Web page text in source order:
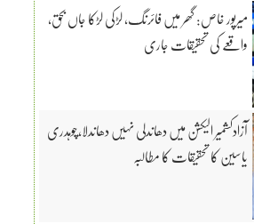
میرپور خاص: گھر میں فائرنگ، لڑکی لڑکا جاں بحق،
واقعے کی تحقیقات جاری
آزادکشمیر الیکشن میں دھاندلی نہیں دھاندلا،چوہدری
یاسین کا تحقیقات کا مطالبہ